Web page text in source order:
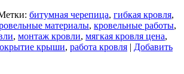
битумная черепица, гибкая кровля,
материалы, кровельные работы,
, монтаж кровли, мягкая кровля цена,
крыши, работа кровля | Добавить